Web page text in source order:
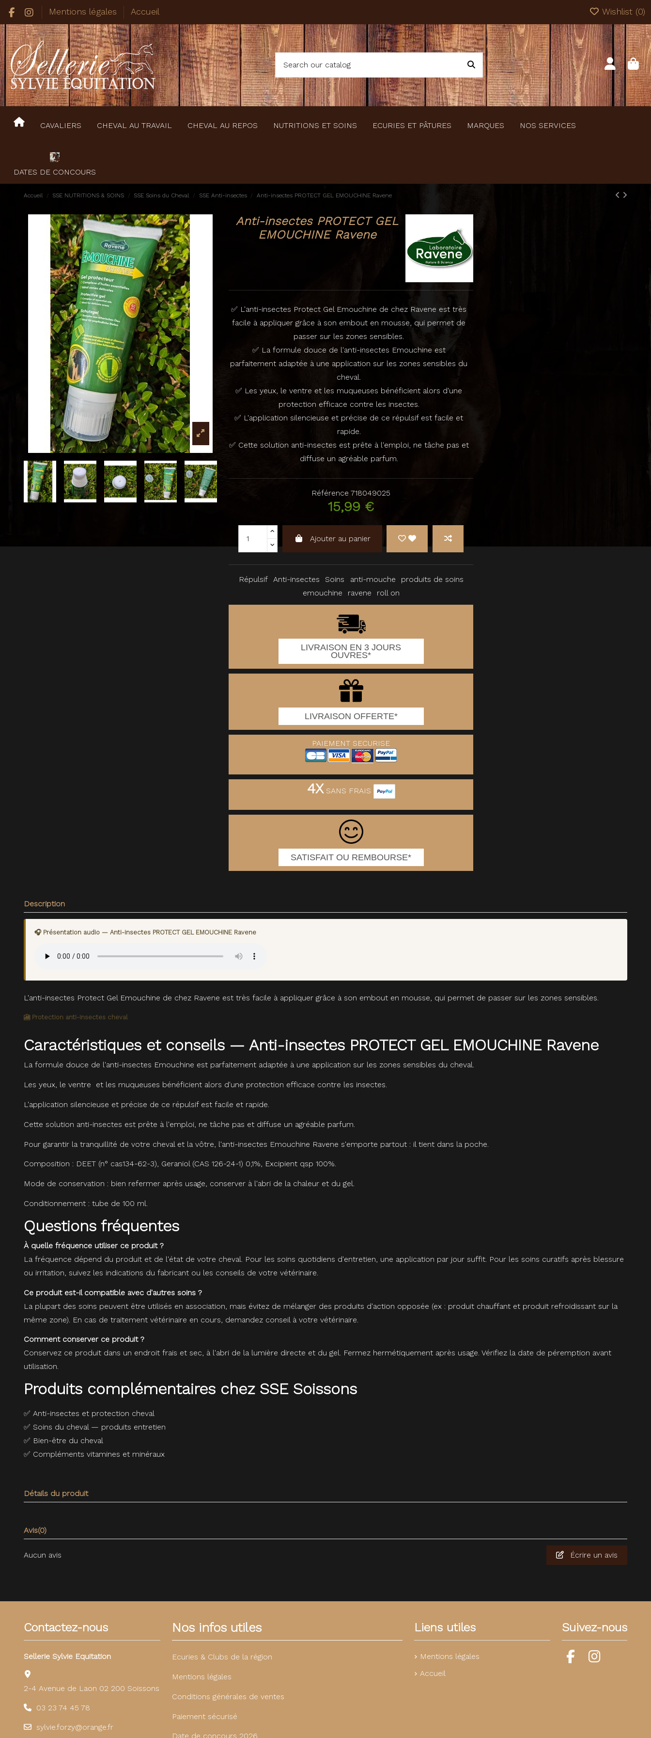
Mentions légales Accueil Wishlist (0)
CAVALIERS CHEVAL AU TRAVAIL CHEVAL AU REPOS NUTRITIONS ET SOINS ECURIES ET PÂTURES MARQUES NOS SERVICES
DATES DE CONCOURS
Accueil SSE NUTRITIONS & SOINS SSE Soins du Cheval SSE Anti-insectes Anti-insectes PROTECT GEL EMOUCHINE Ravene
Anti-insectes PROTECT GEL
EMOUCHINE Ravene
✅ L'anti-insectes Protect Gel Emouchine de chez Ravene est très
facile à appliquer grâce à son embout en mousse, qui permet de
passer sur les zones sensibles.
✅ La formule douce de l'anti-insectes Emouchine est
parfaitement adaptée à une application sur les zones sensibles du
cheval.
✅ Les yeux, le ventre et les muqueuses bénéficient alors d'une
protection efficace contre les insectes.
✅ L'application silencieuse et précise de ce répulsif est facile et
rapide.
✅ Cette solution anti-insectes est prête à l'emploi, ne tâche pas et
diffuse un agréable parfum.
Référence 718049025
15,99 €
Ajouter au panier
Répulsif Anti-insectes Soins anti-mouche
produits de soins
emouchine
ravene roll on
LIVRAISON EN 3 JOURS
OUVRES*
LIVRAISON OFFERTE*
PAIEMENT SECURISE
4XSANS FRAIS
SATISFAIT OU REMBOURSE*
Description
🎧 Présentation audio — Anti-insectes PROTECT GEL EMOUCHINE Ravene
L'anti-insectes Protect Gel Emouchine de chez Ravene est très facile à appliquer grâce à son embout en mousse, qui permet de passer sur les zones sensibles.
🎦 Protection anti-insectes cheval
Caractéristiques et conseils — Anti-insectes PROTECT GEL EMOUCHINE Ravene
La formule douce de l'anti-insectes Emouchine est parfaitement adaptée à une application sur les zones sensibles du cheval.
Les yeux, le ventre et les muqueuses bénéficient alors d'une protection efficace contre les insectes.
L'application silencieuse et précise de ce répulsif est facile et rapide.
Cette solution anti-insectes est prête à l'emploi, ne tâche pas et diffuse un agréable parfum.
Pour garantir la tranquillité de votre cheval et la vôtre, l'anti-insectes Emouchine Ravene s'emporte partout : il tient dans la poche.
Composition : DEET (n° cas134-62-3), Geraniol (CAS 126-24-1) 0,1%, Excipient qsp 100%.
Mode de conservation : bien refermer après usage, conserver à l'abri de la chaleur et du gel.
Conditionnement : tube de 100 ml.
Questions fréquentes
À quelle fréquence utiliser ce produit ?
La fréquence dépend du produit et de l'état de votre cheval. Pour les soins quotidiens d'entretien, une application par jour suffit. Pour les soins curatifs après blessure
ou irritation, suivez les indications du fabricant ou les conseils de votre vétérinaire.
Ce produit est-il compatible avec d'autres soins ?
La plupart des soins peuvent être utilisés en association, mais évitez de mélanger des produits d'action opposée (ex : produit chauffant et produit refroidissant sur la
même zone). En cas de traitement vétérinaire en cours, demandez conseil à votre vétérinaire.
Comment conserver ce produit ?
Conservez ce produit dans un endroit frais et sec, à l'abri de la lumière directe et du gel. Fermez hermétiquement après usage. Vérifiez la date de péremption avant
utilisation.
Produits complémentaires chez SSE Soissons
✅ Anti-insectes et protection cheval
✅ Soins du cheval — produits entretien
✅ Bien-être du cheval
✅ Compléments vitamines et minéraux
Détails du produit
Avis(0)
Aucun avis Écrire un avis
Contactez-nous
Sellerie Sylvie Equitation
2-4 Avenue de Laon 02 200 Soissons
03 23 74 45 78
sylvie.forzy@orange.fr
Nos infos utiles
Ecuries & Clubs de la région
Mentions légales
Conditions générales de ventes
Paiement sécurisé
Date de concours 2026
Liens utiles
Mentions légales
Accueil
Suivez-nous